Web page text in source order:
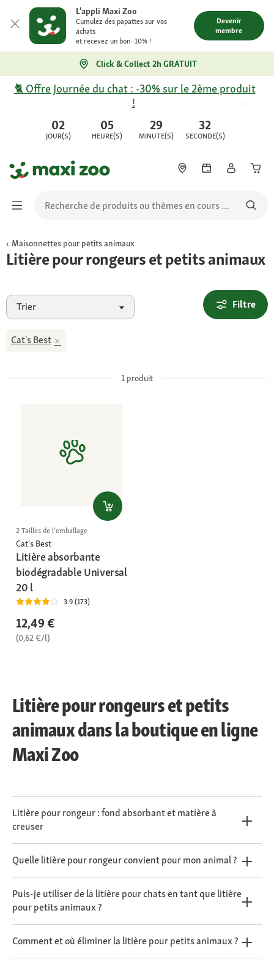
L'appli Maxi Zoo
Cumulez des papattes sur vos
achats
et recevez un bon -10% !
Devenir
membre
Click & Collect 2h GRATUIT
02
JOUR(S)
05
HEURE(S)
29
MINUTE(S)
32
SECONDE(S)
🐈 Offre Journée du chat : -30% sur le 2ème produit
!
Maisonnettes pour petits animaux
Litière pour rongeurs et petits animaux
Trier Filtre
Cat's Best
1 produit
2 Tailles de l'emballage
Cat's Best
Litière absorbante
biodégradable Universal
20 l
3.9 (173)
12,49 €
(0,62 €/l)
Litière pour rongeurs et petits
animaux dans la boutique en ligne
Maxi Zoo
Litière pour rongeur : fond absorbant et matière à
creuser
Quelle litière pour rongeur convient pour mon animal ?
Puis-je utiliser de la litière pour chats en tant que litière
pour petits animaux ?
Comment et où éliminer la litière pour petits animaux ?